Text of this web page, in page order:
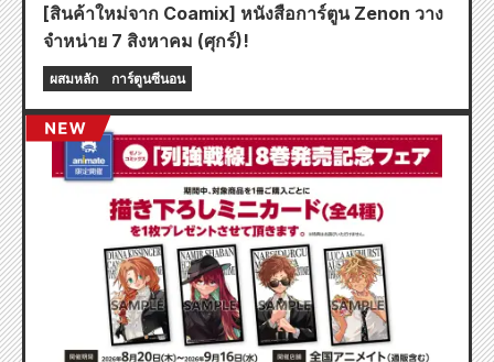
[สินค้าใหม่จาก Coamix] หนังสือการ์ตูน Zenon วาง
จำหน่าย 7 สิงหาคม (ศุกร์)!
ผสมหลัก การ์ตูนซีนอน